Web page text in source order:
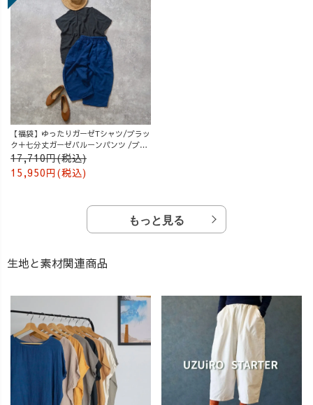
【福袋】ゆったりガーゼTシャツ/ブラッ
ク＋七分丈ガーゼバルーンパンツ /ブル
ー
17,710円(税込)
15,950円(税込)
もっと見る
生地と素材関連商品